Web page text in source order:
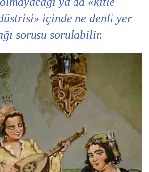
içinde ne denli yer
sorusu sorulabilir.